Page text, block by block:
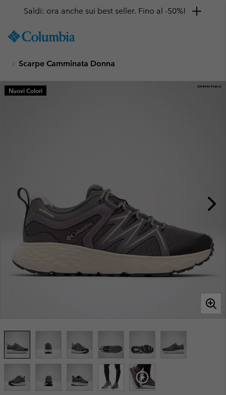
TO
SKIP
MAIN
NAV
Saldi: ora anche sui best seller. Fino al -50%!
Scarpe Camminata Donna
Nuovi Colori